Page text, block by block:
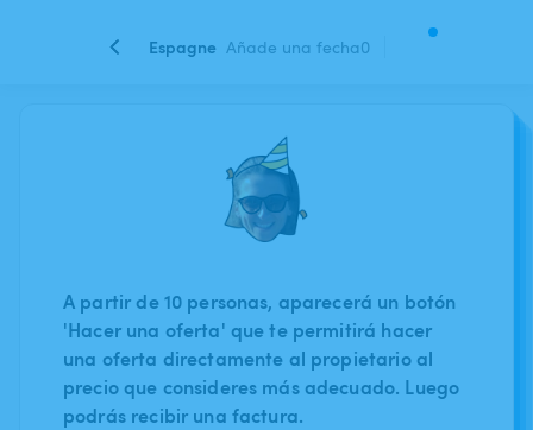
Espagne Añade una fecha0
A partir de 10 personas, aparecerá un botón
'Hacer una oferta' que te permitirá hacer
una oferta directamente al propietario al
precio que consideres más adecuado. Luego
podrás recibir una factura.